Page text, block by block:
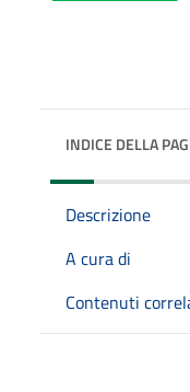
INDICE DELLA
Descrizione
A cura di
Contenuti